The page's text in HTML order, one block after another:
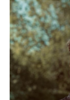
Geneviève
Gourdeau
met
la
touche
finale
sa
trilogie
Sara